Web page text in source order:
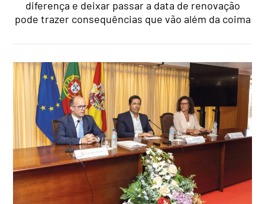
diferença e deixar passar a data de renovação
pode trazer consequências que vão além da coima